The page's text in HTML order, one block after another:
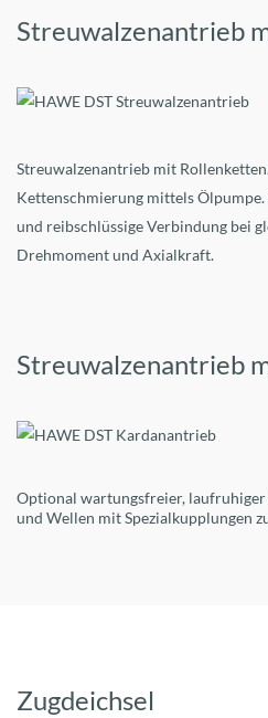
Streuwalzenantrieb
Streuwalzenantrieb mit
Kettenschmierung mittels
und reibschlüssige Verbindung bei
Drehmoment und Axialkraft.
Streuwalzenantrieb
Optional wartungsfreier,
und Wellen mit Spezialkupplungen
Zugdeichsel